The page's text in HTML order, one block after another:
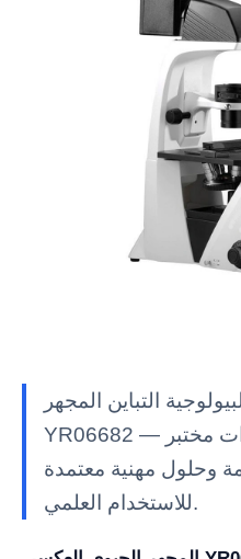
التباين المجهر
YR06682 — معدات مختبر Kalstein بمواصفات
وحلول مهنية معتمدة
للاستخدام العلمي.